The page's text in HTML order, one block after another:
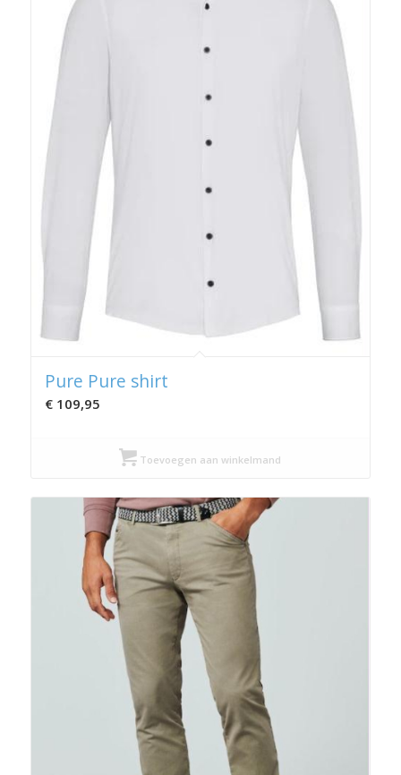
Pure Pure shirt
€109,95
Toevoegen aan winkelmand